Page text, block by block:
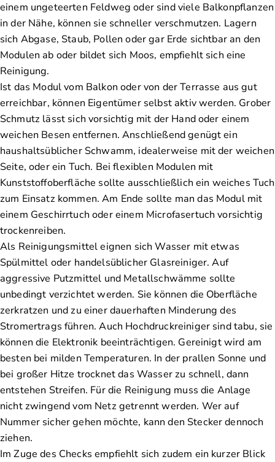
einem ungeteerten Feldweg oder sind viele Balkonpflanzen
in der Nähe, können sie schneller verschmutzen. Lagern
sich Abgase, Staub, Pollen oder gar Erde sichtbar an den
Modulen ab oder bildet sich Moos, empfiehlt sich eine
Reinigung.
Ist das Modul vom Balkon oder von der Terrasse aus gut
erreichbar, können Eigentümer selbst aktiv werden. Grober
Schmutz lässt sich vorsichtig mit der Hand oder einem
weichen Besen entfernen. Anschließend genügt ein
haushaltsüblicher Schwamm, idealerweise mit der weichen
Seite, oder ein Tuch. Bei flexiblen Modulen mit
Kunststoffoberfläche sollte ausschließlich ein weiches Tuch
zum Einsatz kommen. Am Ende sollte man das Modul mit
einem Geschirrtuch oder einem Microfasertuch vorsichtig
trockenreiben.
Als Reinigungsmittel eignen sich Wasser mit etwas
Spülmittel oder handelsüblicher Glasreiniger. Auf
aggressive Putzmittel und Metallschwämme sollte
unbedingt verzichtet werden. Sie können die Oberfläche
zerkratzen und zu einer dauerhaften Minderung des
Stromertrags führen. Auch Hochdruckreiniger sind tabu, sie
können die Elektronik beeinträchtigen. Gereinigt wird am
besten bei milden Temperaturen. In der prallen Sonne und
bei großer Hitze trocknet das Wasser zu schnell, dann
entstehen Streifen. Für die Reinigung muss die Anlage
nicht zwingend vom Netz getrennt werden. Wer auf
Nummer sicher gehen möchte, kann den Stecker dennoch
ziehen.
Im Zuge des Checks empfiehlt sich zudem ein kurzer Blick